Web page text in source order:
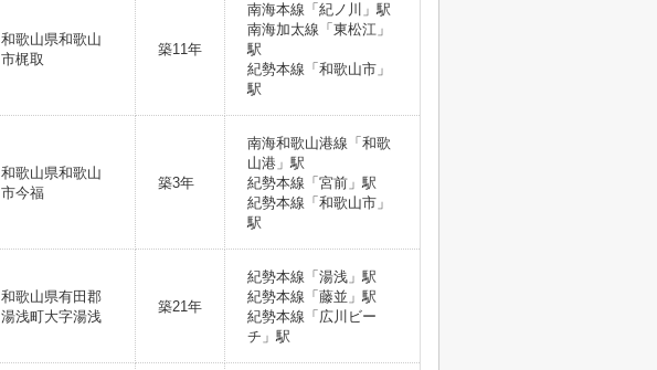
和歌山県和歌山
市梶取
築11年
南海本線「紀ノ川」駅
南海加太線「東松江」
駅
紀勢本線「和歌山市」
駅
和歌山県和歌山
市今福
築3年
南海和歌山港線「和歌
山港」駅
紀勢本線「宮前」駅
紀勢本線「和歌山市」
駅
和歌山県有田郡
湯浅町大字湯浅
築21年
紀勢本線「湯浅」駅
紀勢本線「藤並」駅
紀勢本線「広川ビー
チ」駅